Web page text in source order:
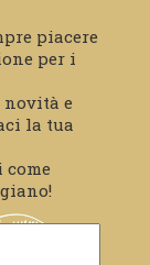
piacere
per i
e
la tua